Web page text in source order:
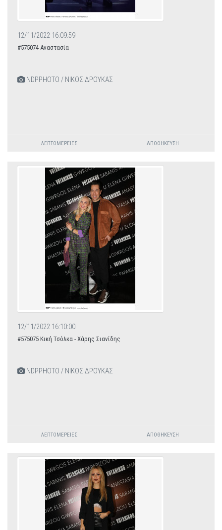
12/11/2022 16:09:59
#575074 Αναστασία
NDPPHOTO / ΝΙΚΟΣ ΔΡΟΥΚΑΣ
ΛΕΠΤΟΜΈΡΕΙΕΣ ΑΠΟΘΉΚΕΥΣΗ
12/11/2022 16:10:00
#575075 Κική Τσόλκα - Χάρης Σιανίδης
NDPPHOTO / ΝΙΚΟΣ ΔΡΟΥΚΑΣ
ΛΕΠΤΟΜΈΡΕΙΕΣ ΑΠΟΘΉΚΕΥΣΗ